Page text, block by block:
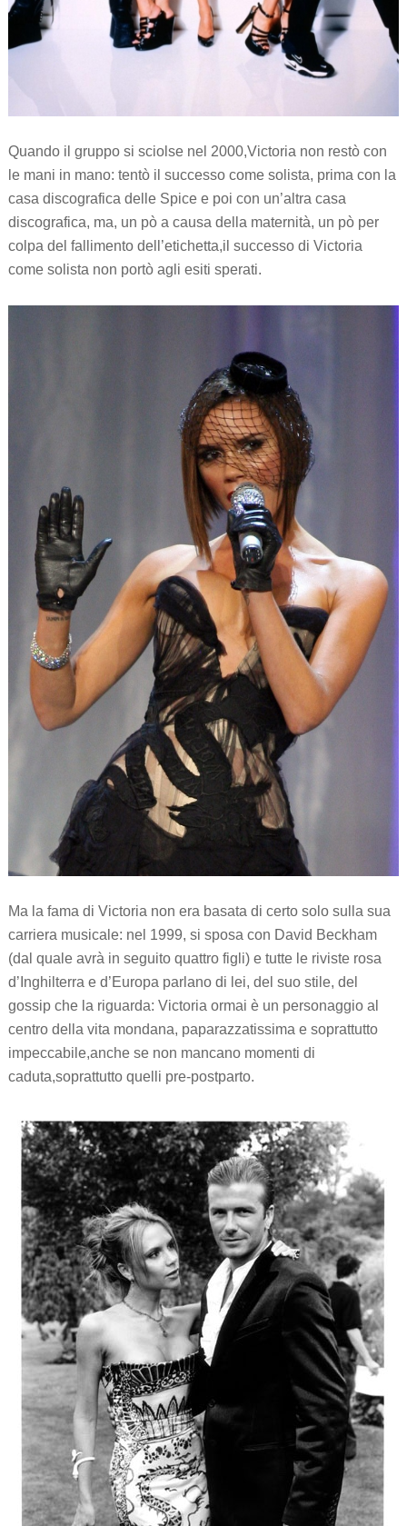
Quando il gruppo si sciolse nel 2000,Victoria non restò con
le mani in mano: tentò il successo come solista, prima con la
casa discografica delle Spice e poi con un’altra casa
discografica, ma, un pò a causa della maternità, un pò per
colpa del fallimento dell’etichetta,il successo di Victoria
come solista non portò agli esiti sperati.
Ma la fama di Victoria non era basata di certo solo sulla sua
carriera musicale: nel 1999, si sposa con David Beckham
(dal quale avrà in seguito quattro figli) e tutte le riviste rosa
d’Inghilterra e d’Europa parlano di lei, del suo stile, del
gossip che la riguarda: Victoria ormai è un personaggio al
centro della vita mondana, paparazzatissima e soprattutto
impeccabile,anche se non mancano momenti di
caduta,soprattutto quelli pre-postparto.